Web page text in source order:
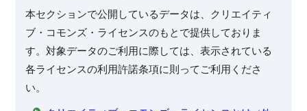
本セクションで公開しているデータは、クリエイティ
ブ・コモンズ・ライセンスのもとで提供しておりま
す。対象データのご利用に際しては、表示されている
各ライセンスの利用許諾条項に則ってご利用くださ
い。